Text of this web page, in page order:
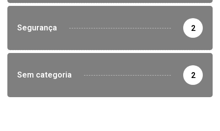
Segurança 2
Sem categoria 2